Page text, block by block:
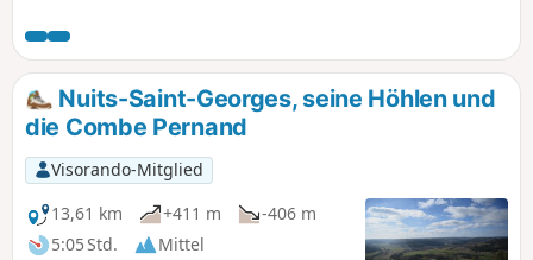
Welt, ebenso wie einige der charmanten Dörfer und
Sehenswürdigkeiten dazwischen, wie Vosne-Romanée,
Chambolle-Musigny und Chateau de Vougeot. Die
Wanderung ist hundefreundlich (in Nuits gibt es eine gute
Tierarztpraxis). Es handelt sich um eine ziemlich lange und
recht anspruchsvolle Wanderung, da es in der Mitte einige
Anstiege gibt, die von den Weinbergen in die Wälder
führen. Die Rückfahrt mit Bus und Bahn zum
Ausgangspunkt ist möglich.
Nuits-Saint-Georges, seine Höhlen und
die Combe Pernand
Visorando-Mitglied
13,61 km
+411 m
-406 m
5:05 Std.
Mittel